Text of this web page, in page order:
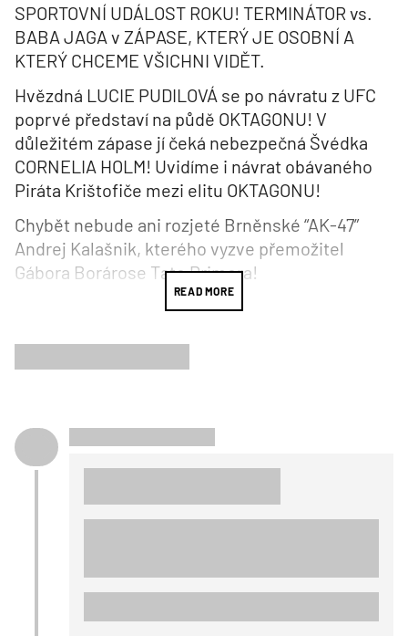
SPORTOVNÍ UDÁLOST ROKU! TERMINÁTOR vs.
BABA JAGA v ZÁPASE, KTERÝ JE OSOBNÍ A
KTERÝ CHCEME VŠICHNI VIDĚT.
Hvězdná LUCIE PUDILOVÁ se po návratu z UFC
poprvé představí na půdě OKTAGONU! V
důležitém zápase jí čeká nebezpečná Švédka
CORNELIA HOLM! Uvidíme i návrat obávaného
Piráta Krištofiče mezi elitu OKTAGONU!
Chybět nebude ani rozjeté Brněnské “AK-47”
Andrej Kalašnik, kterého vyzve přemožitel
Gábora Borárose Tato Primera!
Očekávanou premiéru si odbyde talentovaný
READ MORE